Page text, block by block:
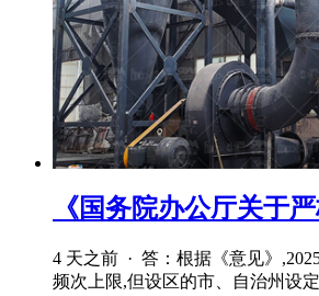
《国务院办公厅关于
4 天之前 · 答：根据《意见》
频次上限,但设区的市、自治州设